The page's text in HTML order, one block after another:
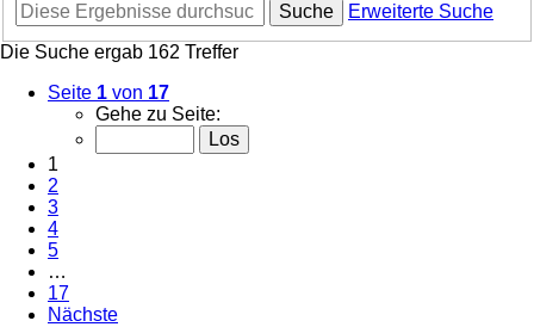
Suche
Erweiterte Suche
Die Suche ergab 162 Treffer
Seite 1 von 17
Gehe zu Seite:
1
2
3
4
5
…
17
Nächste